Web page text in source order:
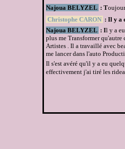
Najoua BELYZEL : T
Christophe CARON : Il y a
Najoua BELYZEL : Il y a
plus me Transformer qu'autre
Artistes . Il a travaillé avec
me lancer dans l'auto
Il s'est avéré qu'il y a eu
effectivement j'ai tiré les